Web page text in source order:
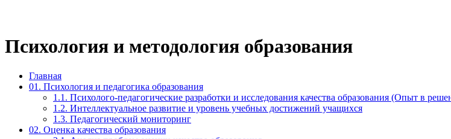
Психология и методология образования
Главная
01. Психология и педагогика образования
1.1. Психолого-педагогические разработки и исследования качества образования (Опыт в
1.2. Интеллектуальное развитие и уровень учебных достижений учащихся
1.3. Педагогический мониторинг
02. Оценка качества образования